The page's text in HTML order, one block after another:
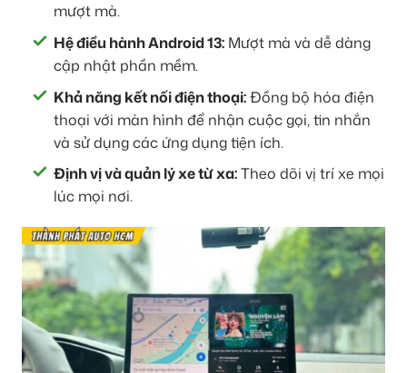
mượt mà.
Hệ điều hành Android 13: Mượt mà và dễ dàng
cập nhật phần mềm.
Khả năng kết nối điện thoại:Đồng bộ hóa điện
thoại với màn hình để nhận cuộc gọi, tin nhắn
và sử dụng các ứng dụng tiện ích.
Định vị và quản lý xe từ xa:Theo dõi vị trí xe mọi
lúc mọi nơi.